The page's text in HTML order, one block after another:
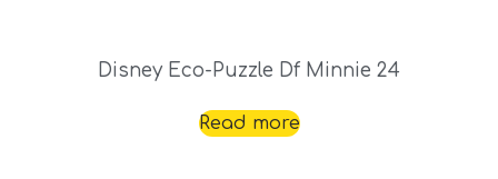
Disney Eco-Puzzle Df Minnie 24
Read more